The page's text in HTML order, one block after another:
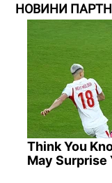
НОВИНИ
Think You
May Surprise